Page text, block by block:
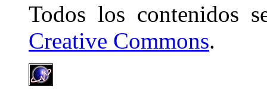
Todos los contenidos
Creative Commons.